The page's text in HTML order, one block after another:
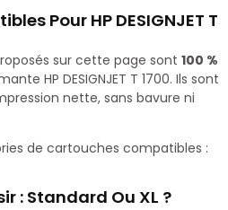
Pour HP DESIGNJET T
sur cette page sont 100 %
HP DESIGNJET T 1700. Ils sont
nette, sans bavure ni
de cartouches compatibles :
: Standard Ou XL ?